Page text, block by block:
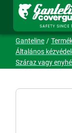
Ganteline
Általános
Száraz vagy